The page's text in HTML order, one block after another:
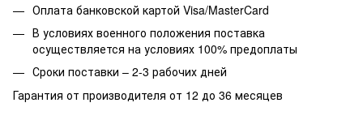
Оплата банковской картой Visa/MasterCard
В условиях военного положения поставка
осуществляется на условиях 100% предоплаты
Сроки поставки – 2-3 рабочих дней
Гарантия от производителя от 12 до 36 месяцев